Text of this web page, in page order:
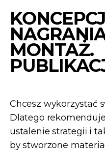
MONTAŻ.
Chcesz wykorzystać
Dlatego
ustalenie strategii i
by stworzone